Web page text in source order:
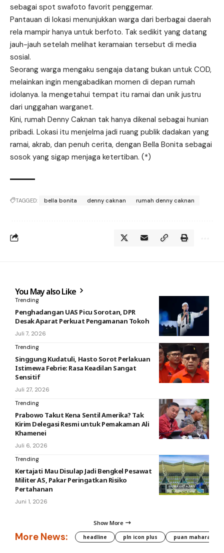
sebagai spot swafoto favorit penggemar.
Pantauan di lokasi menunjukkan warga dari berbagai daerah
rela mampir hanya untuk berfoto. Tak sedikit yang datang
jauh-jauh setelah melihat keramaian tersebut di media
sosial.
Seorang warga mengaku sengaja datang bukan untuk COD,
melainkan ingin mengabadikan momen di depan rumah
idolanya. Ia mengetahui tempat itu ramai dan unik justru
dari unggahan warganet.
Kini, rumah Denny Caknan tak hanya dikenal sebagai hunian
pribadi. Lokasi itu menjelma jadi ruang publik dadakan yang
ramai, akrab, dan penuh cerita, dengan Bella Bonita sebagai
sosok yang sigap menjaga ketertiban. (*)
TAGGED: bella bonita denny caknan rumah denny caknan
You May also Like
Trending
Penghadangan UAS Picu Sorotan, DPR
Desak Aparat Perkuat Pengamanan Tokoh
Juli 7, 2026
Trending
Singgung Kudatuli, Hasto Sorot Perlakuan
Istimewa Febrie: Rasa Keadilan Sangat
Sensitif
Juli 27, 2026
Trending
Prabowo Takut Kena Sentil Amerika? Tak
Kirim Delegasi Resmi untuk Pemakaman Ali
Khamenei
Juli 6, 2026
Trending
Kertajati Mau Disulap Jadi Bengkel Pesawat
Militer AS, Pakar Peringatkan Risiko
Pertahanan
Juni 1, 2026
Show More
More News: headline pln icon plus puan maharani